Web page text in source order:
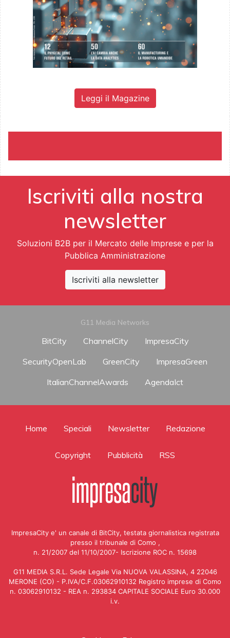
Leggi il Magazine
Iscriviti alla nostra
newsletter
Soluzioni B2B per il Mercato delle Imprese e per la
Pubblica Amministrazione
Iscriviti alla newsletter
G11 Media Networks
BitCity ChannelCity
ImpresaCity
SecurityOpenLab
GreenCity
ImpresaGreen
ItalianChannelAwards
AgendaIct
Home Speciali Newsletter Redazione
Copyright Pubblicità RSS
ImpresaCity e' un canale di BitCity, testata giornalistica registrata
presso il tribunale di Como ,
n. 21/2007 del 11/10/2007- Iscrizione ROC n. 15698
G11 MEDIA S.R.L. Sede Legale Via NUOVA VALASSINA, 4 22046
MERONE (CO) - P.IVA/C.F.03062910132 Registro imprese di Como
n. 03062910132 - REA n. 293834 CAPITALE SOCIALE Euro 30.000
i.v.